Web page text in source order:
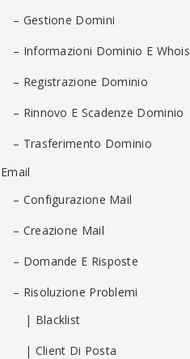
– Gestione Domini
– Informazioni Dominio E Whois
– Registrazione Dominio
– Rinnovo E Scadenze Dominio
– Trasferimento Dominio
Email
– Configurazione Mail
– Creazione Mail
– Domande E Risposte
– Risoluzione Problemi
| Blacklist
| Client Di Posta